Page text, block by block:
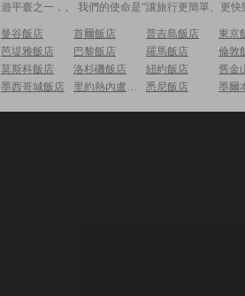
遊平臺之一，。 我們的使命是“讓旅行更簡單、更
曼谷飯店 首爾飯店 普吉島飯店
東京
芭堤雅飯店
巴黎飯店 羅馬飯店
倫敦
莫斯科飯店
洛杉磯飯店 紐約飯店
舊金
墨西哥城飯店
里約熱內盧飯店 悉尼飯店 墨爾